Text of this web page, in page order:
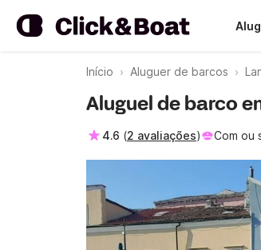
Início Aluguer de barcos
Aluguel de barco
4.6 (2 avaliações) Com ou